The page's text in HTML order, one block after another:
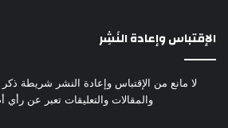
الإقتباس وإعادة النَشِر
لا مانع من الإقتباس وإعادة النشر شريطة
والمقالات والتعليقات تعبر عن رأي